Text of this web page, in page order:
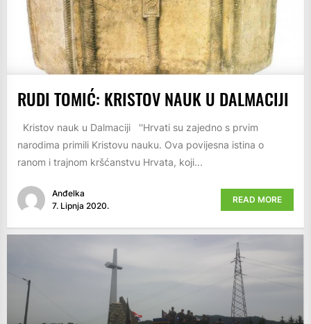
RUDI TOMIĆ: KRISTOV NAUK U DALMACIJI
Kristov nauk u Dalmaciji ''Hrvati su zajedno s prvim
narodima primili Kristovu nauku. Ova povijesna istina o
ranom i trajnom kršćanstvu Hrvata, koji...
Anđelka
7. Lipnja 2020.
READ MORE